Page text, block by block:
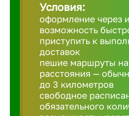
Условия:
оформление через
возможность
приступить к
доставок
пешие маршруты
расстояния —
до 3 километров
свободное
обязательного